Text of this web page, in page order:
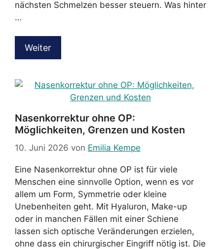
nächsten Schmelzen besser steuern. Was hinter
…
Weiter
Nasenkorrektur ohne OP:
Möglichkeiten, Grenzen und Kosten
10. Juni 2026 von Emilia Kempe
Eine Nasenkorrektur ohne OP ist für viele
Menschen eine sinnvolle Option, wenn es vor
allem um Form, Symmetrie oder kleine
Unebenheiten geht. Mit Hyaluron, Make-up
oder in manchen Fällen mit einer Schiene
lassen sich optische Veränderungen erzielen,
ohne dass ein chirurgischer Eingriff nötig ist. Die